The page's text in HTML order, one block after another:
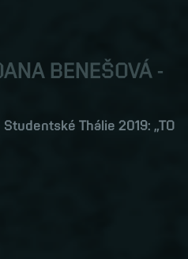
BENEŠOVÁ -
Thálie 2019: „TO